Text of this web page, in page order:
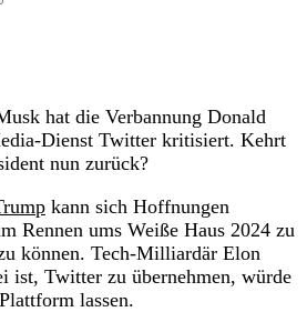
hat die Verbannung Donald
Dienst Twitter kritisiert. Kehrt
nun zurück?
kann sich Hoffnungen
Rennen ums Weiße Haus 2024 zu
können. Tech-Milliardär Elon
ist, Twitter zu übernehmen, würde
lassen.